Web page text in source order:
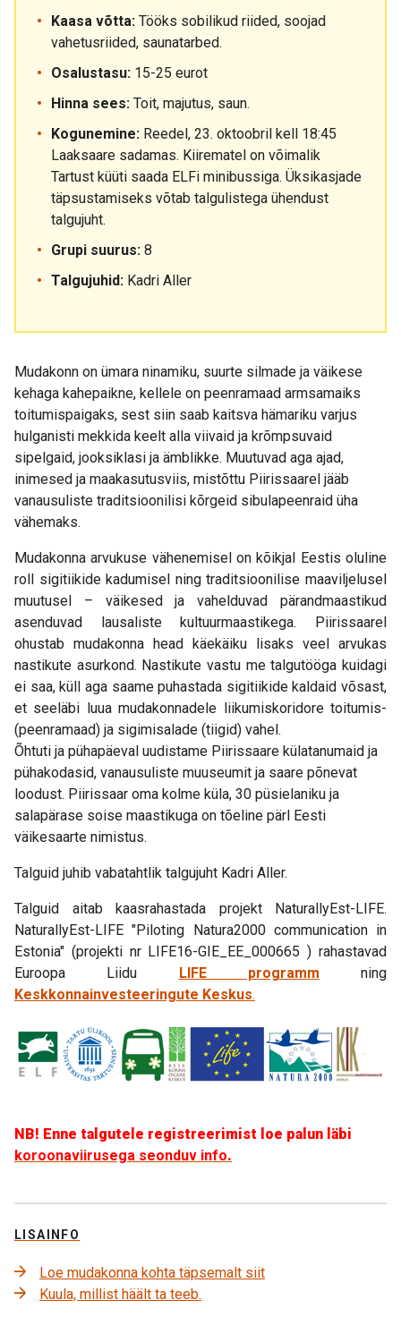
Kaasa võtta: Tööks sobilikud riided, soojad
vahetusriided, saunatarbed.
Osalustasu: 15-25 eurot
Hinna sees: Toit, majutus, saun.
Kogunemine: Reedel, 23. oktoobril kell 18:45
Laaksaare sadamas. Kiirematel on võimalik
Tartust küüti saada ELFi minibussiga. Üksikasjade
täpsustamiseks võtab talgulistega ühendust
talgujuht.
Grupi suurus: 8
Talgujuhid: Kadri Aller
Mudakonn on ümara ninamiku, suurte silmade ja väikese
kehaga kahepaikne, kellele on peenramaad armsamaiks
toitumispaigaks, sest siin saab kaitsva hämariku varjus
hulganisti mekkida keelt alla viivaid ja krõmpsuvaid
sipelgaid, jooksiklasi ja ämblikke. Muutuvad aga ajad,
inimesed ja maakasutusviis, mistõttu Piirissaarel jääb
vanausuliste traditsioonilisi kõrgeid sibulapeenraid üha
vähemaks.
Mudakonna arvukuse vähenemisel on kõikjal Eestis oluline
roll sigitiikide kadumisel ning traditsioonilise maaviljelusel
muutusel – väikesed ja vahelduvad pärandmaastikud
asenduvad lausaliste kultuurmaastikega. Piirissaarel
ohustab mudakonna head käekäiku lisaks veel arvukas
nastikute asurkond. Nastikute vastu me talgutööga kuidagi
ei saa, küll aga saame puhastada sigitiikide kaldaid võsast,
et seeläbi luua mudakonnadele liikumiskoridore toitumis-
(peenramaad) ja sigimisalade (tiigid) vahel.
Õhtuti ja pühapäeval uudistame Piirissaare külatanumaid ja
pühakodasid, vanausuliste muuseumit ja saare põnevat
loodust. Piirissaar oma kolme küla, 30 püsielaniku ja
salapärase soise maastikuga on tõeline pärl Eesti
väikesaarte nimistus.
Talguid juhib vabatahtlik talgujuht Kadri Aller.
Talguid aitab kaasrahastada projekt NaturallyEst-LIFE.
NaturallyEst-LIFE "Piloting Natura2000 communication in
Estonia" (projekti nr LIFE16-GIE_EE_000665 ) rahastavad
Euroopa Liidu LIFE programm ning
Keskkonnainvesteeringute Keskus.
NB! Enne talgutele registreerimist loe palun läbi
koroonaviirusega seonduv info.
LISAINFO
Loe mudakonna kohta täpsemalt siit
Kuula, millist häält ta teeb.